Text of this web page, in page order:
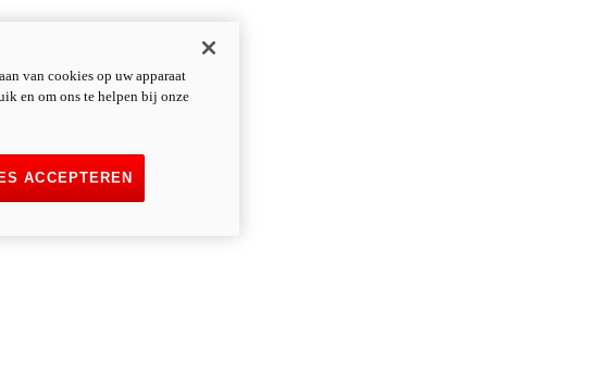
van cookies op uw apparaat
en om ons te helpen bij onze
ACCEPTEREN